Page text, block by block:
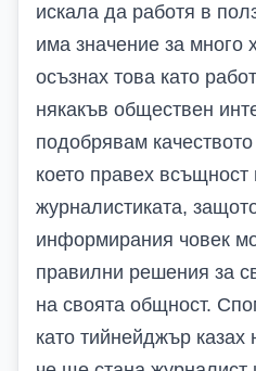
искала да работя в
има значение за много
осъзнах това като
някакъв обществен
подобрявам
което правех всъщност
журналистиката,
информирания човек
правилни решения за
на своята общност.
като тийнейджър казах